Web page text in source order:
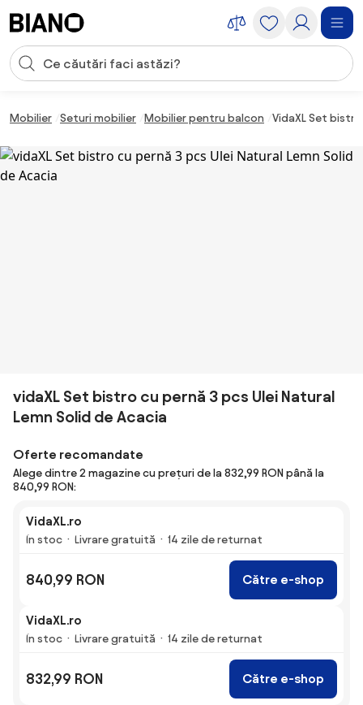
Introducerea căutării
Mobilier Seturi mobilier Mobilier pentru balcon VidaXL Set
vidaXL Set bistro cu pernă 3 pcs Ulei Natural
Lemn Solid de Acacia
Oferte recomandate
Alege dintre 2 magazine cu prețuri de la 832,99 RON până la
840,99 RON:
VidaXL.ro
În stoc Livrare gratuită 14 zile de returnat
840,99 RON Către e-shop
VidaXL.ro
În stoc Livrare gratuită 14 zile de returnat
832,99 RON Către e-shop